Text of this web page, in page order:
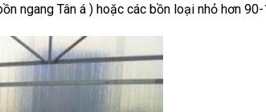
ngang Tân á ) hoặc các bồn loại nhỏ hơn